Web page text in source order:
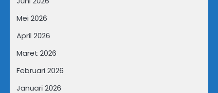
Mei 2026
April 2026
Maret 2026
Februari 2026
Januari 2026